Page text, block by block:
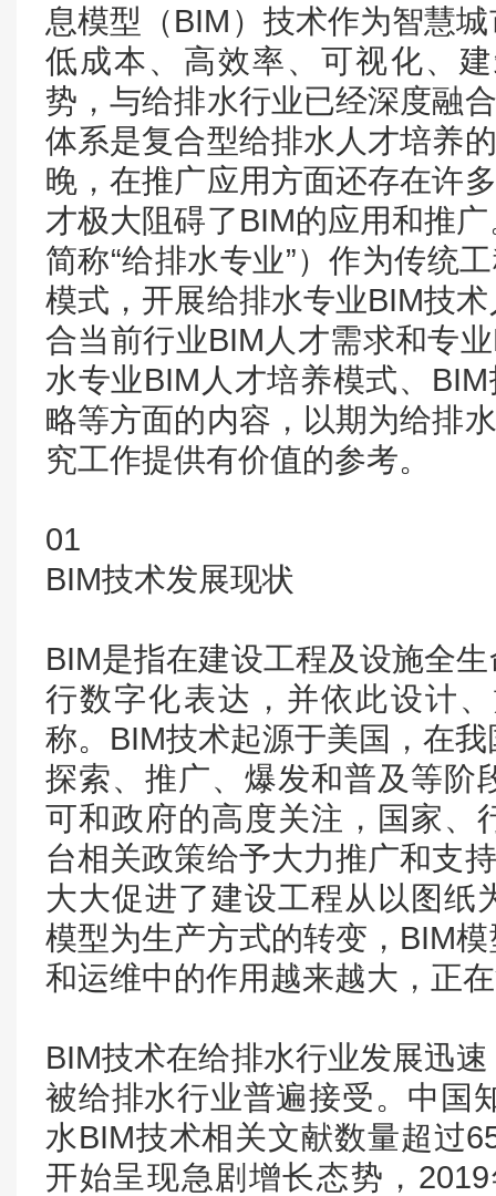
息模型（BIM）技术作为智慧
低成本、高效率、可视化、
势，与给排水行业已经深度融
体系是复合型给排水人才培养
晚，在推广应用方面还存在许
才极大阻碍了BIM的应用和推
简称“给排水专业”）作为传统
模式，开展给排水专业BIM技
合当前行业BIM人才需求和专
水专业BIM人才培养模式、
略等方面的内容，以期为给排
究工作提供有价值的参考。
01
BIM技术发展现状
BIM是指在建设工程及设施全
行数字化表达，并依此设计
称。BIM技术起源于美国，在
探索、推广、爆发和普及等阶
可和政府的高度关注，国家、
台相关政策给予大力推广和支
大大促进了建设工程从以图纸
模型为生产方式的转变，BIM
和运维中的作用越来越大，正
BIM技术在给排水行业发展迅
被给排水行业普遍接受。中国
水BIM技术相关文献数量超过
开始呈现急剧增长态势，